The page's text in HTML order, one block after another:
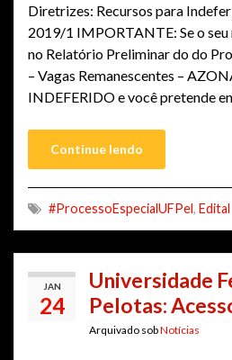
Diretrizes: Recursos para
2019/1 IMPORTANTE: Se o seu
no Relatório Preliminar do do
– Vagas Remanescentes –
INDEFERIDO e você pretende
Continue lendo
#ProcessoEspecialUFPel, Edital
JAN
24
Universidade
Pelotas:
Arquivado sobNotícias